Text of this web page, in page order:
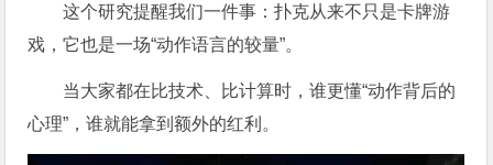
这个研究提醒我们一件事：扑克从来不只是卡牌游
戏，它也是一场“动作语言的较量”。
当大家都在比技术、比计算时，谁更懂“动作背后的
心理”，谁就能拿到额外的红利。